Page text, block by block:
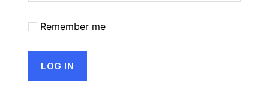
Remember me
LOG IN